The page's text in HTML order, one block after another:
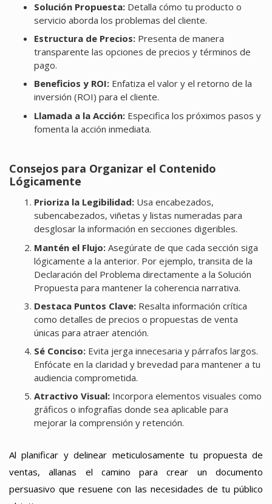
Solución Propuesta:Detalla cómo tu producto o
servicio aborda los problemas del cliente.
Estructura de Precios:Presenta de manera
transparente las opciones de precios y términos de
pago.
Beneficios y ROI:Enfatiza el valor y el retorno de la
inversión (ROI) para el cliente.
Llamada a la Acción:Especifica los próximos pasos y
fomenta la acción inmediata.
Consejos para Organizar el Contenido
Lógicamente
Prioriza la Legibilidad:Usa encabezados,
subencabezados, viñetas y listas numeradas para
desglosar la información en secciones digeribles.
Mantén el Flujo:Asegúrate de que cada sección siga
lógicamente a la anterior. Por ejemplo, transita de la
Declaración del Problema directamente a la Solución
Propuesta para mantener la coherencia narrativa.
Destaca Puntos Clave:Resalta información crítica
como detalles de precios o propuestas de venta
únicas para atraer atención.
Sé Conciso:Evita jerga innecesaria y párrafos largos.
Enfócate en la claridad y brevedad para mantener a tu
audiencia comprometida.
Atractivo Visual:Incorpora elementos visuales como
gráficos o infografías donde sea aplicable para
mejorar la comprensión y retención.
Al planificar y delinear meticulosamente tu propuesta de
ventas, allanas el camino para crear un documento
persuasivo que resuene con las necesidades de tu público